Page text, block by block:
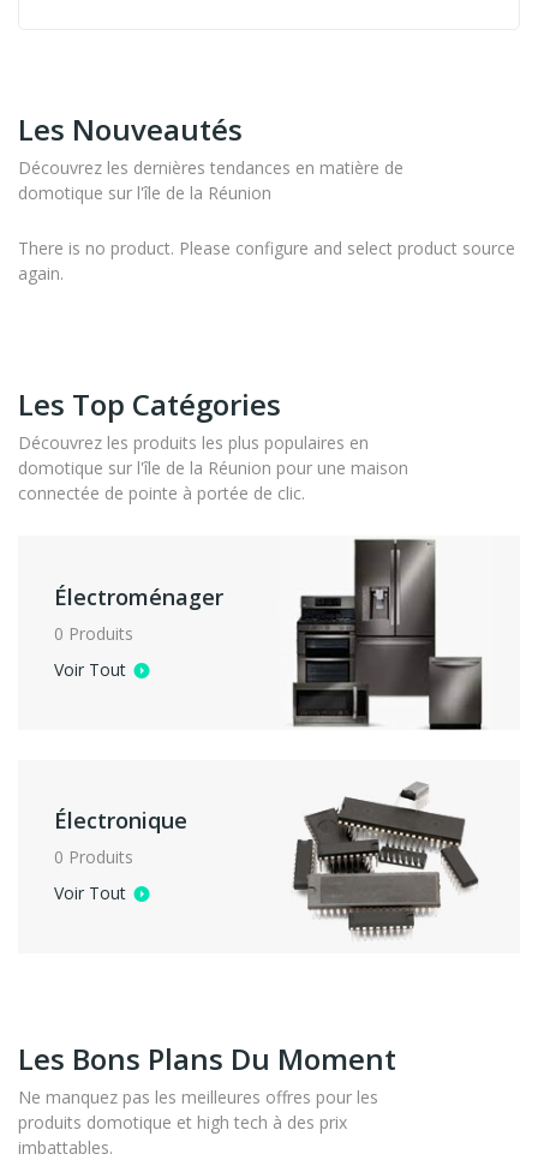
Les Nouveautés
Découvrez les dernières tendances en matière de
domotique sur l'île de la Réunion
There is no product. Please configure and select product source
again.
Les Top Catégories
Découvrez les produits les plus populaires en
domotique sur l'île de la Réunion pour une maison
connectée de pointe à portée de clic.
Électroménager
0 Produits
Voir Tout
Électronique
0 Produits
Voir Tout
Les Bons Plans Du Moment
Ne manquez pas les meilleures offres pour les
produits domotique et high tech à des prix
imbattables.